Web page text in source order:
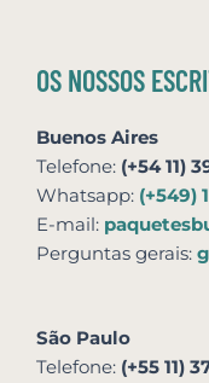
OS NOSSOS
Buenos Aires
Telefone: (+54 11)
Whatsapp: (+549)
E-mail:
Perguntas gerais:
São Paulo
Telefone: (+55 11)